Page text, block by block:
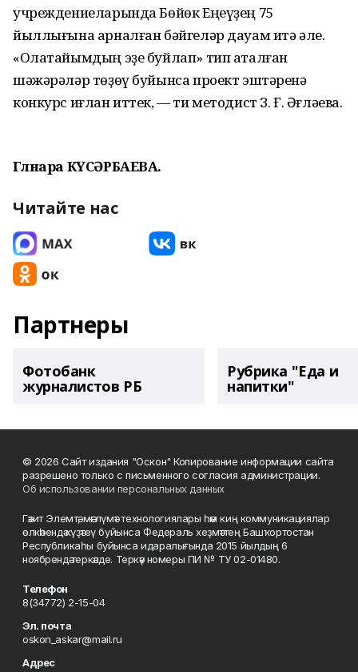
учреждениеларында Бөйөк Еңеүҙең 75
йыллығына арналған бәйгеләр дауам итә әле.
«Олатайымдың эҙе буйлап» тип аталған
шәжәрәләр төҙөү буйынса проект эштәренә
конкурс иғлан иттек, — ти методист З. Ғ. Әғләева.
Гөлнара КҮСӘРБАЕВА.
Читайте нас
Партнеры
Фотобанк
журналистов РБ
Рубрика "Еда и
напитки"
© 2026 Сайт издания "Оскон" Копирование информации сайта
разрешено только с письменного согласия администрации.
Об использовании персональных данных
Гәзит Элемтә, мәғлүмәт технологиялары һәм киң коммуникациялар
өлкәһендә күҙәтеү буйынса Федераль хеҙмәттең Башҡортостан
Республикаһы буйынса идаралығында 2015 йылдың 6
ноябрендә теркәлде. Теркәү номеры ПИ № ТУ 02-01480.
Телефон
8(34772) 2-15-04
Эл. почта
oskon_askar@mail.ru
Адрес